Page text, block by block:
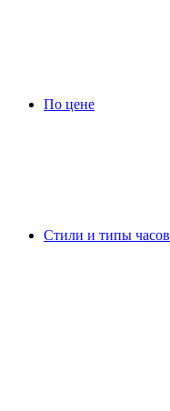
По цене
Стили и типы часов